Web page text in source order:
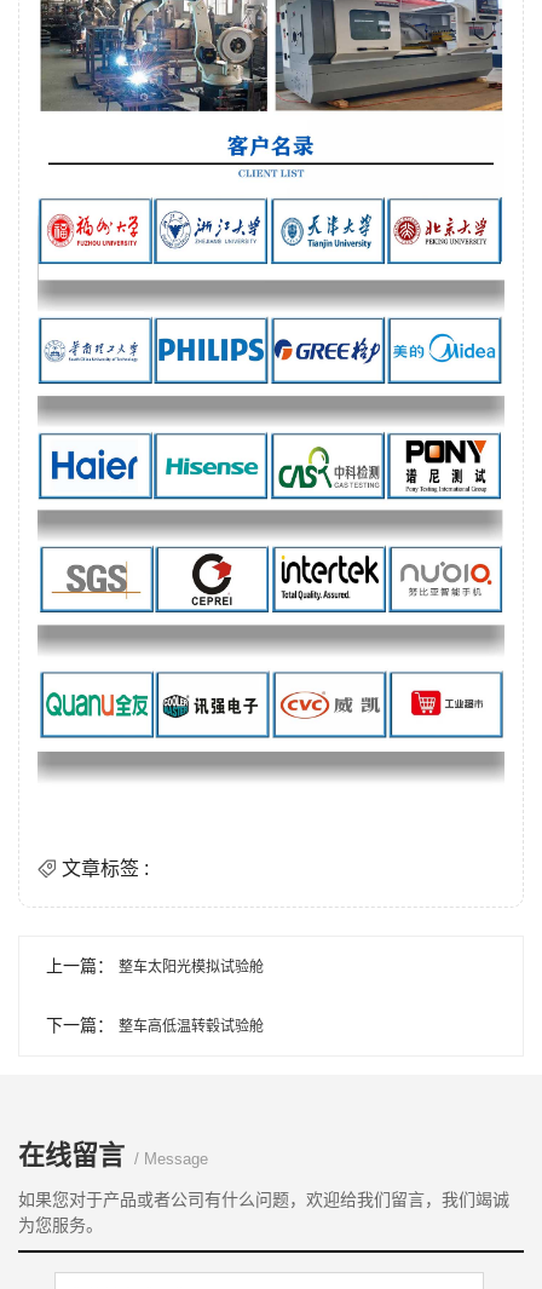
文章标签 :
上一篇： 整车太阳光模拟试验舱
下一篇： 整车高低温转毂试验舱
在线留言 / Message
如果您对于产品或者公司有什么问题，欢迎给我们留言，我们竭诚
为您服务。